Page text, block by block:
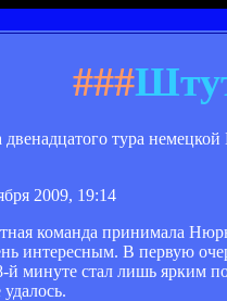
###
тура немецкой
2009, 19:14
команда принимала
интересным. В первую
й минуте стал лишь ярким